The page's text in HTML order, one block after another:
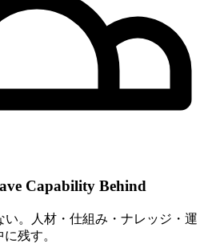
Capability Behind
。人材・仕組み・ナレッジ・運
残す。